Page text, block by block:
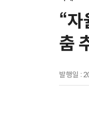
“자
춤
발행일 :